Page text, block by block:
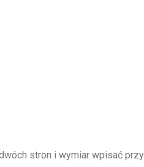
stron i wymiar wpisać